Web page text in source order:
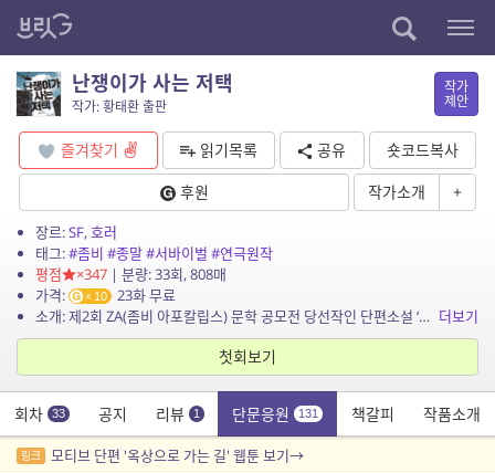
난쟁이가 사는 저택
작가: 황태환 출판
작가
제안
즐겨찾기 읽기목록 공유
숏코드복사
후원
작가소개 +
장르:SF,호러
태그:#좀비 #종말#서바이벌 #연극원작
평점
×347| 분량: 33회, 808매
가격:
10
23화 무료
소개: 제2회 ZA(좀비 아포칼립스) 문학 공모전 당선작인 단편소설 ‘옥상으로 가는 길’이 장편소설로 개작 출간되었다. ‘옥상으로 가는 길’은 ... 더보기
첫회보기
회차 33 공지 리뷰 1 단문응원 131 책갈피 작품소개
링크 모티브 단편 '옥상으로 가는 길' 웹툰 보기→